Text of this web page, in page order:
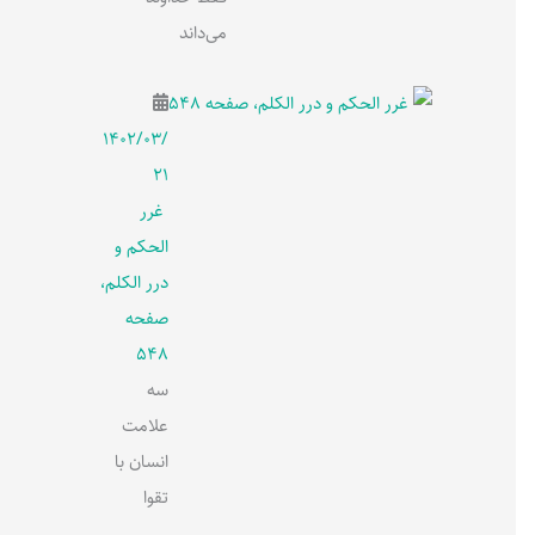
می‌داند
۱۴۰۲/۰۳/
۲۱
غرر
الحکم و
درر الکلم،
صفحه
548
سه
علامت
انسان با
تقوا